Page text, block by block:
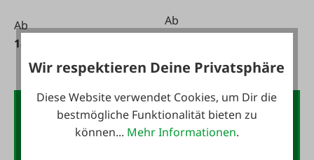
Ab
18,95 €*
Ab
28,45 €*
Der FAIE-Newsletter:
10,- Gutschein
Wir respektieren Deine Privatsphäre
Diese Website verwendet Cookies, um Dir die
bestmögliche Funktionalität bieten zu
können... Mehr Informationen.